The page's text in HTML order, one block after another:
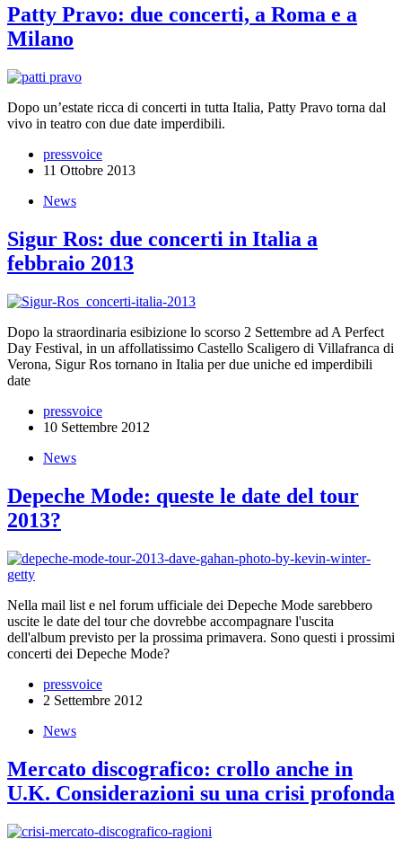
Patty Pravo: due concerti, a Roma e a
Milano
Dopo un’estate ricca di concerti in tutta Italia, Patty Pravo torna dal
vivo in teatro con due date imperdibili.
pressvoice
11 Ottobre 2013
News
Sigur Ros: due concerti in Italia a
febbraio 2013
Dopo la straordinaria esibizione lo scorso 2 Settembre ad A Perfect
Day Festival, in un affollatissimo Castello Scaligero di Villafranca di
Verona, Sigur Ros tornano in Italia per due uniche ed imperdibili
date
pressvoice
10 Settembre 2012
News
Depeche Mode: queste le date del tour
2013?
Nella mail list e nel forum ufficiale dei Depeche Mode sarebbero
uscite le date del tour che dovrebbe accompagnare l'uscita
dell'album previsto per la prossima primavera. Sono questi i prossimi
concerti dei Depeche Mode?
pressvoice
2 Settembre 2012
News
Mercato discografico: crollo anche in
U.K. Considerazioni su una crisi profonda